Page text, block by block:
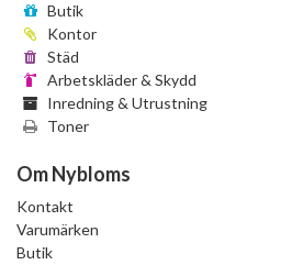
Butik
Kontor
Städ
Arbetskläder & Skydd
Inredning & Utrustning
Toner
Om Nybloms
Kontakt
Varumärken
Butik